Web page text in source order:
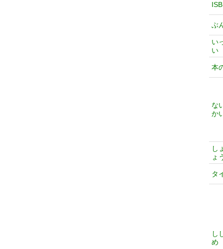
ぶ
い
い
本
な
か
し
ょ
タ
し
め